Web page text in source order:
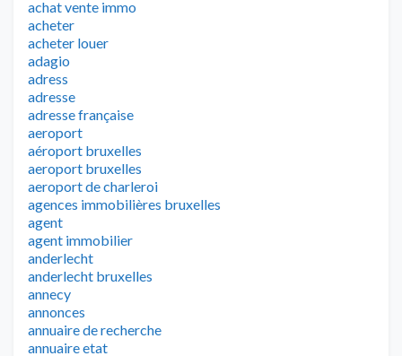
achat vente immo
acheter
acheter louer
adagio
adress
adresse
adresse française
aeroport
aéroport bruxelles
aeroport bruxelles
aeroport de charleroi
agences immobilières bruxelles
agent
agent immobilier
anderlecht
anderlecht bruxelles
annecy
annonces
annuaire de recherche
annuaire etat